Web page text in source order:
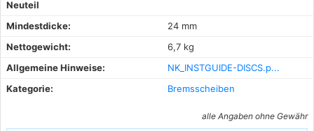
Neuteil
Mindestdicke:
24 mm
Nettogewicht:
6,7 kg
Allgemeine Hinweise:
NK_INSTGUIDE-DISCS.p...
Kategorie:
Bremsscheiben
alle Angaben ohne Gewähr